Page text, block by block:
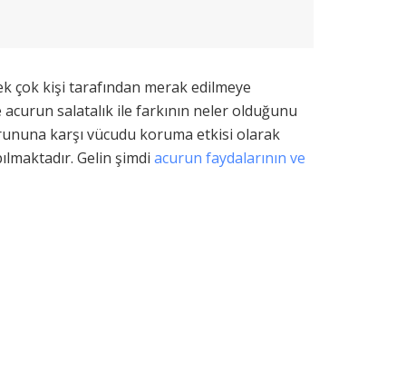
çok kişi tarafından merak edilmeye
acurun salatalık ile farkının neler olduğunu
karşı vücudu koruma etkisi olarak
Gelin şimdi acurun faydalarının ve